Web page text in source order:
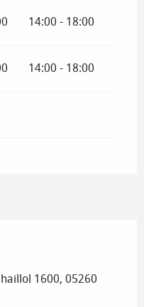
14:00 - 18:00
14:00 - 18:00
1600, 05260